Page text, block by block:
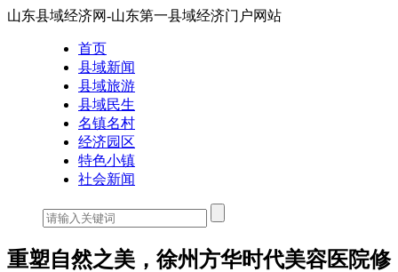
山东县域经济网-山东第一县域经济门户网站
首页
县域新闻
县域旅游
县域民生
名镇名村
经济园区
特色小镇
社会新闻
重塑自然之美，徐州方华时代美容医院修